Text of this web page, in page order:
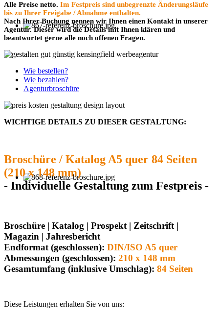
Alle Preise netto. Im Festpreis sind unbegrenzte Änderungsläufe
bis zu Ihrer Freigabe / Abnahme enthalten.
Nach Ihrer Buchung nennen wir Ihnen einen Kontakt in unserer
Agentur. Dieser wird die Details mit Ihnen klären und
beantwortet gerne alle noch offenen Fragen.
Wie bestellen?
Wie bezahlen?
Agenturbroschüre
WICHTIGE DETAILS ZU DIESER GESTALTUNG:
Broschüre / Katalog A5 quer 84 Seiten
(210 x 148 mm)
- Individuelle Gestaltung zum Festpreis -
Broschüre | Katalog | Prospekt | Zeitschrift |
Magazin | Jahresbericht
Endformat (geschlossen): DIN/ISO A5 quer
Abmessungen (geschlossen): 210 x 148 mm
Gesamtumfang (inklusive Umschlag): 84 Seiten
Diese Leistungen erhalten Sie von uns: